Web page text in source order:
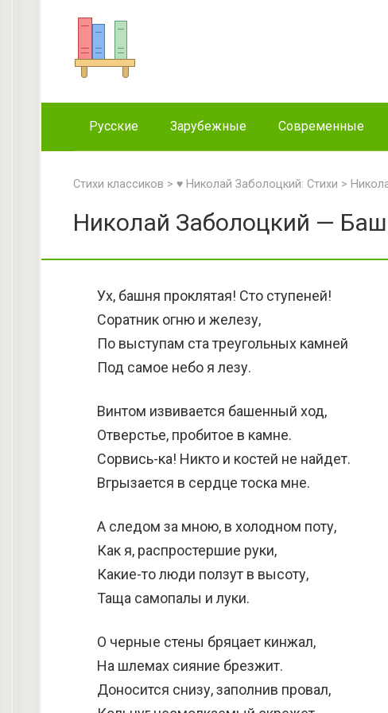
Русские Зарубежные Современные
Стихи классиков > ♥ Николай Заболоцкий: Стихи >
Николай Заболоцкий —
Ух, башня проклятая! Сто ступеней!
Соратник огню и железу,
По выступам ста треугольных камней
Под самое небо я лезу.
Винтом извивается башенный ход,
Отверстье, пробитое в камне.
Сорвись-ка! Никто и костей не найдет.
Вгрызается в сердце тоска мне.
А следом за мною, в холодном поту,
Как я, распростершие руки,
Какие-то люди ползут в высоту,
Таща самопалы и луки.
О черные стены бряцает кинжал,
На шлемах сияние брезжит.
Доносится снизу, заполнив провал,